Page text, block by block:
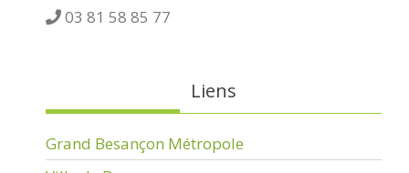
03 81 58 85 77
Liens
Grand Besançon Métropole